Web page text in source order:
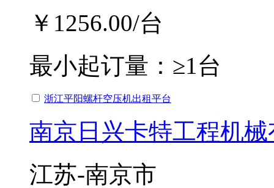
￥1256.00/台
最小起订量： ≥1台
浙江平阳螺杆空压机出租平台
南京日兴卡特工程机
江苏-南京市